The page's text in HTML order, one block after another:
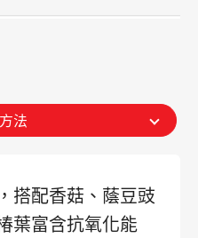
法
搭配香菇、蔭豆豉
葉富含抗氧化能